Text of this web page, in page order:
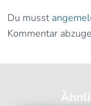
Du musst
Kommentar